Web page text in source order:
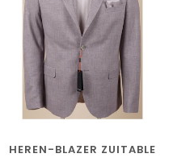
HEREN-BLAZER ZUITABLE